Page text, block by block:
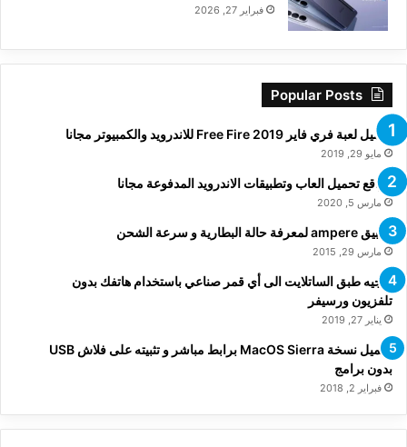
فبراير 27, 2026
Popular Posts
تحميل لعبة فري فاير Free Fire 2019 للاندرويد والكمبيوتر مجانا
مايو 29, 2019
مواقع تحميل العاب وتطبيقات الاندرويد المدفوعة مجانا
مارس 5, 2020
تطبيق ampere لمعرفة حالة البطارية و سرعة الشحن
مارس 29, 2015
توجيه طبق الساتلايت الى أي قمر صناعي باستخدام هاتفك بدون
تلفزيون ورسيفر
يناير 27, 2019
تحميل نسخة MacOS Sierra برابط مباشر و تثبيته على فلاش USB
بدون برامج
فبراير 2, 2018